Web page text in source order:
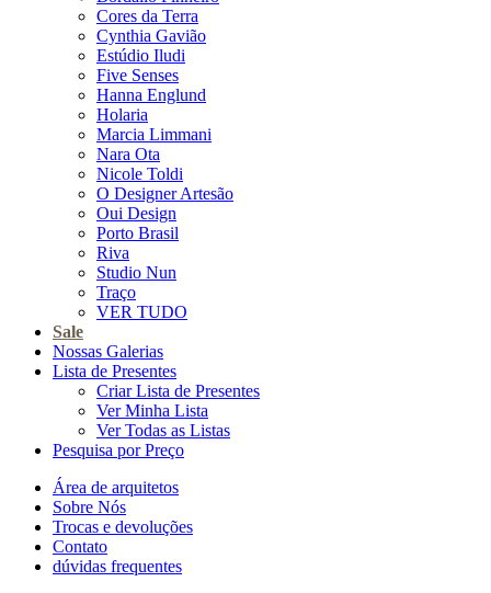
Cores da Terra
Cynthia Gavião
Estúdio Iludi
Five Senses
Hanna Englund
Holaria
Marcia Limmani
Nara Ota
Nicole Toldi
O Designer Artesão
Oui Design
Porto Brasil
Riva
Studio Nun
Traço
VER TUDO
Sale
Nossas Galerias
Lista de Presentes
Criar Lista de Presentes
Ver Minha Lista
Ver Todas as Listas
Pesquisa por Preço
Área de arquitetos
Sobre Nós
Trocas e devoluções
Contato
dúvidas frequentes